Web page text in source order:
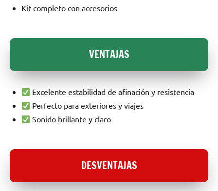
Kit completo con accesorios
VENTAJAS
Excelente estabilidad de afinación y resistencia
Perfecto para exteriores y viajes
Sonido brillante y claro
DESVENTAJAS